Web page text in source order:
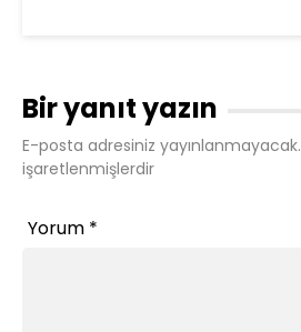
Bir yanıt yazın
E-posta adresiniz yayınlanmayacak.
işaretlenmişlerdir
Yorum *